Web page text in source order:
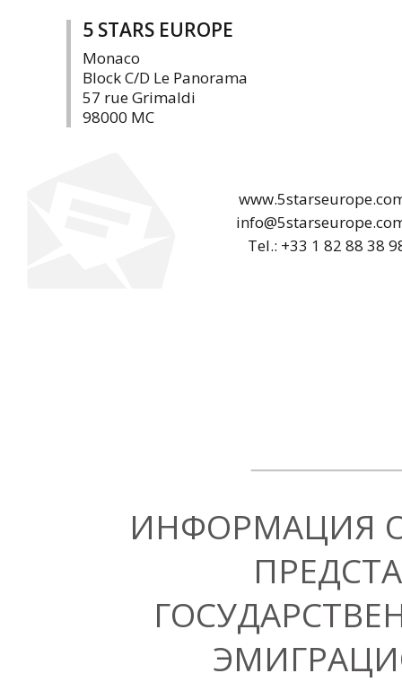
5 STARS EUROPE
Monaco
Block C/D Le Panorama
57 rue Grimaldi
98000 MC
Tel.: +33 1 82 88 38
ИНФОРМАЦИЯ